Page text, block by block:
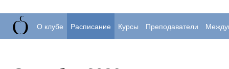
О клубе Расписание Курсы Преподаватели